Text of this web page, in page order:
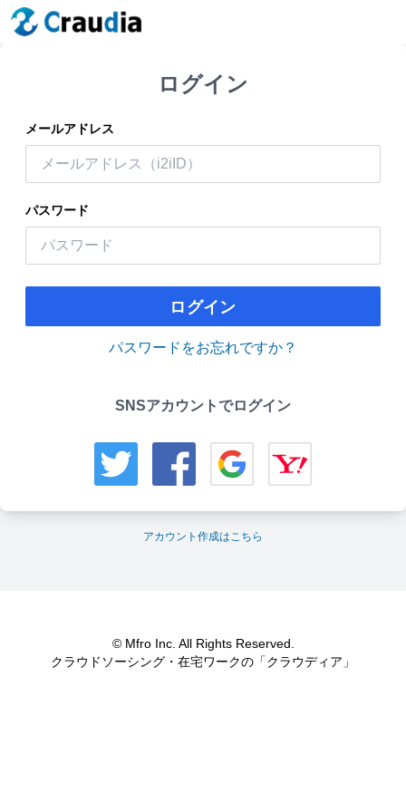
ログイン
メールアドレス
パスワード
ログイン
パスワードをお忘れですか？
SNSアカウントでログイン
アカウント作成はこちら
© Mfro Inc. All Rights Reserved.
クラウドソーシング・在宅ワークの「クラウディア」